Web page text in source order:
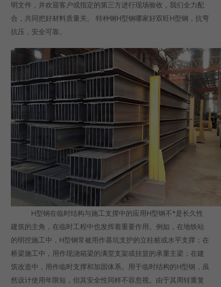
明文件，并欢迎客户或指定的第三方进行现场验收，我们全力配
合，共同把好材料质量关。 特种钢H型钢哪家好双旺H型钢，抗弯
抗压，安全可靠。
H型钢在临时结构与施工支撑中的应用H型钢不*是长久性
建筑的主角，在临时工程中也发挥着重要作用。例如，在地铁站
的明挖施工中，H型钢常被用作基坑支护的立柱桩或水平支撑；在
桥梁施工中，用作现浇箱梁的满堂支架或挂篮的承重主梁；在建
筑改造中，用作临时支撑和加固体系。用于临时结构的H型钢，虽
然设计使用年限短，但其安全性同样不容忽视。由于其周转重复